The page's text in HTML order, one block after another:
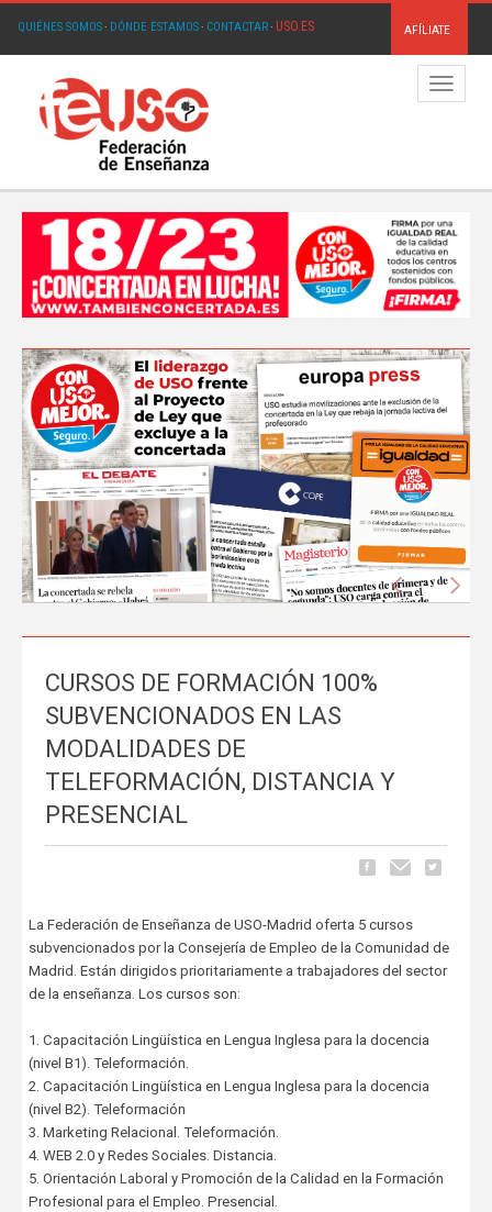
QUIÉNES SOMOS· DÓNDE ESTAMOS· CONTACTAR· USO.ES AFÍLIATE
Menú
La prensa nacional se hace eco del liderazgo
de FEUSO frente al Proyecto de Ley que
excluye a la concertada
06 de Mayo, publicado en
lectiva del profesorado ha comenzado a ocupar espacio en los
FEUSO ha sido el
Anterior
CURSOS DE FORMACIÓN 100%
SUBVENCIONADOS EN LAS
MODALIDADES DE
TELEFORMACIÓN, DISTANCIA Y
PRESENCIAL
La Federación de Enseñanza de USO-Madrid oferta 5 cursos
subvencionados por la Consejería de Empleo de la Comunidad de
Madrid. Están dirigidos prioritariamente a trabajadores del sector
de la enseñanza. Los cursos son:
1. Capacitación Lingüística en Lengua Inglesa para la docencia
(nivel B1). Teleformación.
2. Capacitación Lingüística en Lengua Inglesa para la docencia
(nivel B2). Teleformación
3. Marketing Relacional. Teleformación.
4. WEB 2.0 y Redes Sociales. Distancia.
5. Orientación Laboral y Promoción de la Calidad en la Formación
Profesional para el Empleo. Presencial.